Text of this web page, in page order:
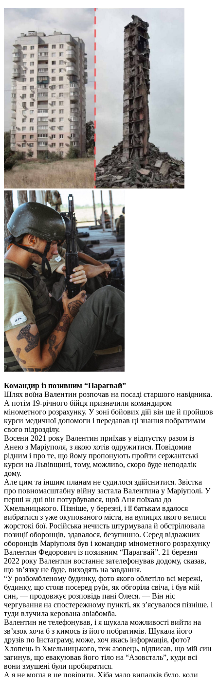
Командир із позивним “Парагвай”
Шлях воїна Валентин розпочав на посаді старшого навідника.
А потім 19-річного бійця призначили командиром
мінометного розрахунку. У зоні бойових дій він ще й пройшов
курси медичної допомоги і передавав ці знання побратимам
свого підрозділу.
Восени 2021 року Валентин приїхав у відпустку разом із
Анею з Маріуполя, з якою хотів одружитися. Повідомив
рідним і про те, що йому пропонують пройти сержантські
курси на Львівщині, тому, можливо, скоро буде неподалік
дому.
Але цим та іншим планам не судилося здійснитися. Звістка
про повномасштабну війну застала Валентина у Маріуполі. У
перші ж дні він потурбувався, щоб Аня поїхала до
Хмельницького. Пізніше, у березні, і її батькам вдалося
вибратися з уже окупованого міста, на вулицях якого велися
жорстокі бої. Російська нечисть штурмувала й обстрілювала
позиції оборонців, здавалося, безупинно. Серед відважних
оборонців Маріуполя був і командир мінометного розрахунку
Валентин Федорович із позивним “Парагвай”. 21 березня
2022 року Валентин востаннє зателефонував додому, сказав,
що зв’язку не буде, виходять на завдання.
“У розбомбленому будинку, фото якого облетіло всі мережі,
будинку, що стояв посеред руїн, як обгоріла свіча, і був мій
син, — продовжує розповідь пані Олеся. — Він ніс
чергування на спостережному пункті, як з’ясувалося пізніше, і
туди влучила керована авіабомба.
Валентин не телефонував, і я шукала можливості вийти на
зв’язок хоча б з кимось із його побратимів. Шукала його
друзів по Інстаграму, може, хоч якась інформація, фото?
Хлопець із Хмельницького, теж азовець, відписав, що мій син
загинув, що евакуював його тіло на “Азовсталь”, куди всі
вони змушені були пробиратися.
А я не могла в це повірити. Хіба мало випадків було, коли